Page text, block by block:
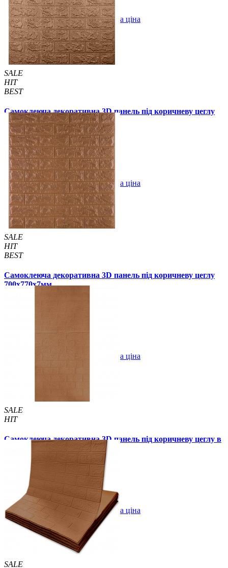
Купити В закладки Оптова ціна
SALE
HIT
BEST
Самоклеюча декоративна 3D панель під коричневу цеглу
700x770x5мм
94 грн./шт 130 грн. /шт
Купити В закладки Оптова ціна
SALE
HIT
BEST
Самоклеюча декоративна 3D панель під коричневу цеглу
700x770x7мм
В закладки Оптова ціна
SALE
HIT
Самоклеюча декоративна 3D панель під коричневу цеглу в
рулоні 20м 20000x700x3 мм
1850 грн.
Купити В закладки Оптова ціна
SALE